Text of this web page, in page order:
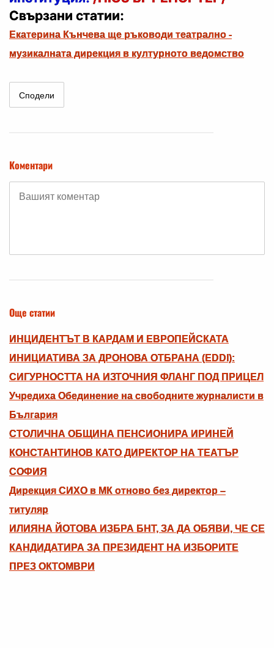
Свързани статии:
Екатерина Кънчева ще ръководи театрално -
музикалната дирекция в културното ведомство
Сподели
Коментари
Още статии
ИНЦИДЕНТЪТ В КАРДАМ И ЕВРОПЕЙСКАТА
ИНИЦИАТИВА ЗА ДРОНОВА ОТБРАНА (EDDI):
СИГУРНОСТТА НА ИЗТОЧНИЯ ФЛАНГ ПОД ПРИЦЕЛ
Учредиха Обединение на свободните журналисти в
България
СТОЛИЧНА ОБЩИНА ПЕНСИОНИРА ИРИНЕЙ
КОНСТАНТИНОВ КАТО ДИРЕКТОР НА ТЕАТЪР
СОФИЯ
Дирекция СИХО в МК отново без директор –
титуляр
ИЛИЯНА ЙОТОВА ИЗБРА БНТ, ЗА ДА ОБЯВИ, ЧЕ СЕ
КАНДИДАТИРА ЗА ПРЕЗИДЕНТ НА ИЗБОРИТЕ
ПРЕЗ ОКТОМВРИ